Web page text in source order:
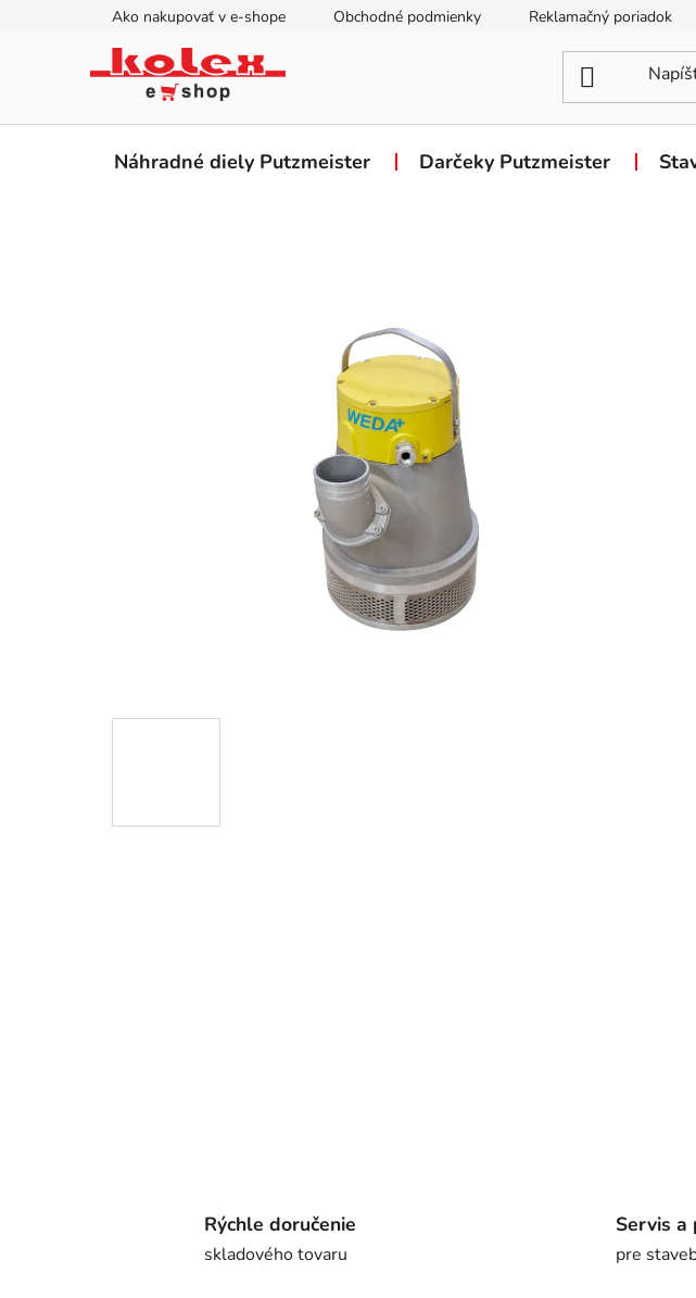
Ako nakupovať v e-shope Obchodné podmienky Reklamačný poriadok
Náhradné diely Putzmeister Darčeky Putzmeister
Rýchle doručenie
skladového tovaru
Servis a
pre